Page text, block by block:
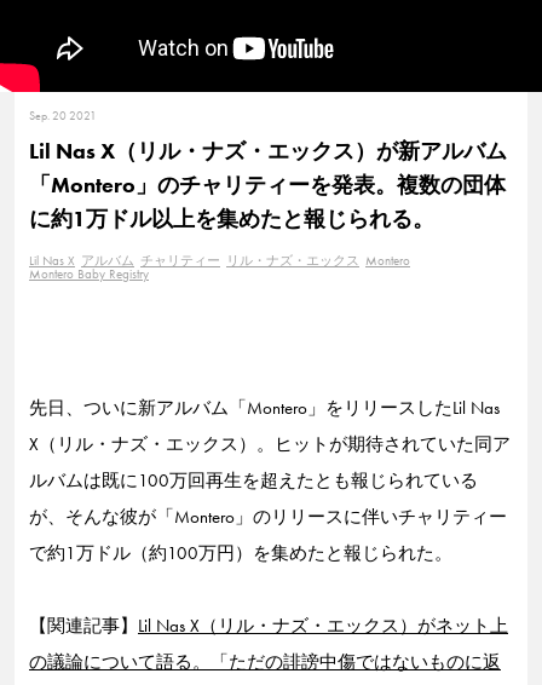
Sep. 20 2021
Lil Nas X（リル・ナズ・エックス）が新アルバム
「Montero」のチャリティーを発表。複数の団体
に約1万ドル以上を集めたと報じられる。
Lil Nas X アルバム チャリティー リル・ナズ・エックス Montero
Montero Baby Registry
先日、ついに新アルバム「Montero」をリリースしたLil Nas
X（リル・ナズ・エックス）。ヒットが期待されていた同ア
ルバムは既に100万回再生を超えたとも報じられている
が、そんな彼が「Montero」のリリースに伴いチャリティー
で約1万ドル（約100万円）を集めたと報じられた。
【関連記事】 Lil Nas X（リル・ナズ・エックス）がネット上
の議論について語る。「ただの誹謗中傷ではないものに返